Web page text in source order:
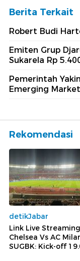
Berita Terkait
Robert Budi
Emiten Grup
Sukarela Rp
Pemerintah
Emerging Market
Rekomendasi
detikJabar
Link Live Streaming
Chelsea Vs AC
SUGBK: Kick-off